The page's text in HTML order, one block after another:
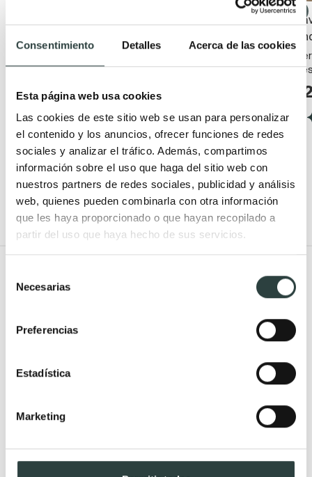
Consentimiento Detalles Acerca de las cookies
Esta página web usa cookies
Las cookies de este sitio web se usan para personalizar
el contenido y los anuncios, ofrecer funciones de redes
sociales y analizar el tráfico. Además, compartimos
información sobre el uso que haga del sitio web con
nuestros partners de redes sociales, publicidad y análisis
web, quienes pueden combinarla con otra información
que les haya proporcionado o que hayan recopilado a
partir del uso que haya hecho de sus servicios.
Necesarias
Preferencias
Estadística
Marketing
seno centrado. Posibilidad
219,94€
(3)
posibilidad para grifería
198,01€
(3)
Muebles de baño Modernos
natural
neoclásicos
Muebles de baño Salgar
Lavabos encastrados